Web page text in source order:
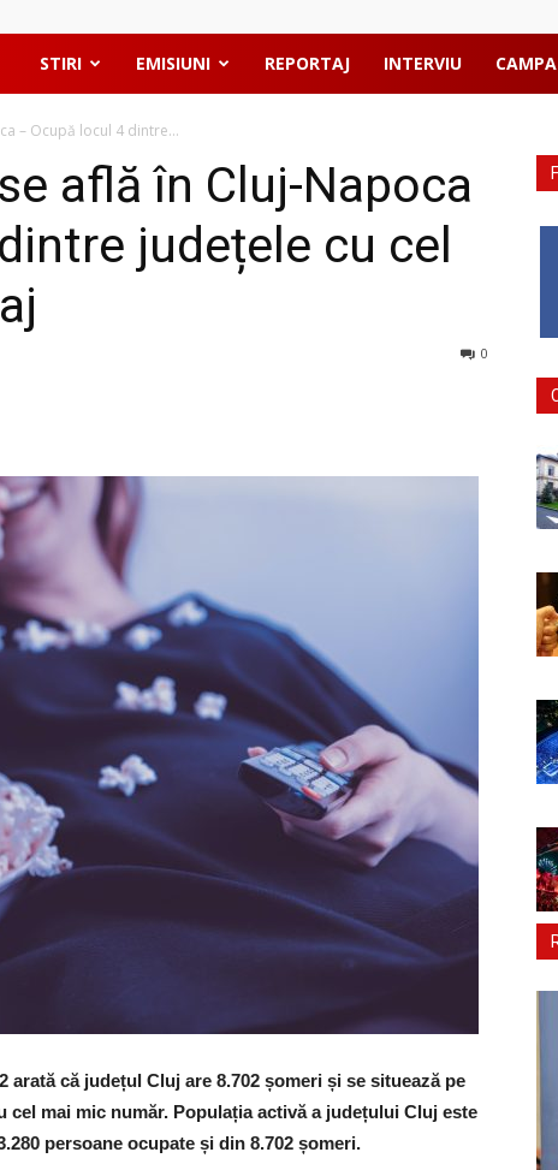
STIRI EMISIUNI REPORTAJ INTERVIU
– Ocupă locul 4 dintre...
află în Cluj-Napoca
județele cu cel
0
arată că județul Cluj are 8.702 șomeri și se situează pe
mai mic număr. Populația activă a județului Cluj este
persoane ocupate și din 8.702 șomeri.